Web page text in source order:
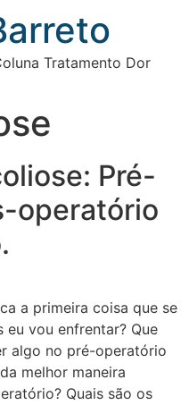
Tratamento Dor
Pré-
operatório
a primeira coisa que se
eu vou enfrentar? Que
algo no pré-operatório
melhor maneira
Quais são os